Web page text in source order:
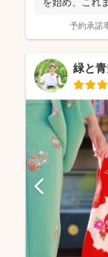
予約承諾
緑と